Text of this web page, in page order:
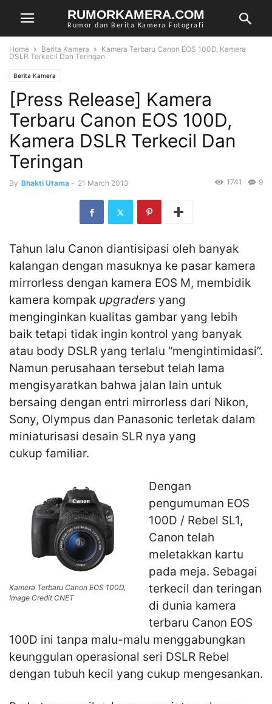
RUMORKAMERA.COM
Rumor dan Berita Kamera Fotografi
Home Berita Kamera
Kamera Terbaru Canon EOS 100D, Kamera
DSLR Terkecil Dan Teringan
Berita Kamera
[Press Release] Kamera
Terbaru Canon EOS 100D,
Kamera DSLR Terkecil Dan
Teringan
By Bhakti Utama - 21 March 2013 9
1741
Tahun lalu Canon diantisipasi oleh banyak
kalangan dengan masuknya ke pasar kamera
mirrorless dengan kamera EOS M, membidik
kamera kompak upgraders yang
menginginkan kualitas gambar yang lebih
baik tetapi tidak ingin kontrol yang banyak
atau body DSLR yang terlalu “mengintimidasi”.
Namun perusahaan tersebut telah lama
mengisyaratkan bahwa jalan lain untuk
bersaing dengan entri mirrorless dari Nikon,
Sony, Olympus dan Panasonic terletak dalam
miniaturisasi desain SLR nya yang
cukup familiar.
Kamera Terbaru Canon EOS 100D,
Image Credit CNET
Dengan
pengumuman EOS
100D / Rebel SL1,
Canon telah
meletakkan kartu
pada meja. Sebagai
terkecil dan teringan
di dunia kamera
terbaru Canon EOS
100D ini tanpa malu-malu menggabungkan
keunggulan operasional seri DSLR Rebel
dengan tubuh kecil yang cukup mengesankan.